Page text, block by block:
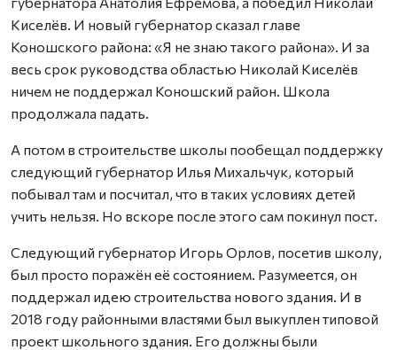
Киселёв. И новый губернатор сказал главе
Коношского района: «Я не знаю такого района». И за
весь срок руководства областью Николай Киселёв
ничем не поддержал Коношский район. Школа
продолжала падать.
А потом в строительстве школы пообещал поддержку
следующий губернатор Илья Михальчук, который
побывал там и посчитал, что в таких условиях детей
учить нельзя. Но вскоре после этого сам покинул пост.
Следующий губернатор Игорь Орлов, посетив школу,
был просто поражён её состоянием. Разумеется, он
поддержал идею строительства нового здания. И в
2018 году районными властями был выкуплен типовой
проект школьного здания. Его должны были